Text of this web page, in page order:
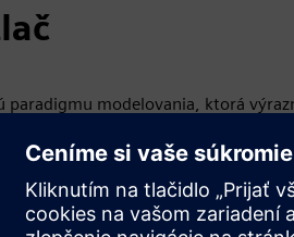
modelovania, ktorá
povrchov a pevných látok bez
umožňuje inžinierom optimalizovať
oveľa bežnejšou a
byť použité a upravené na rôzne